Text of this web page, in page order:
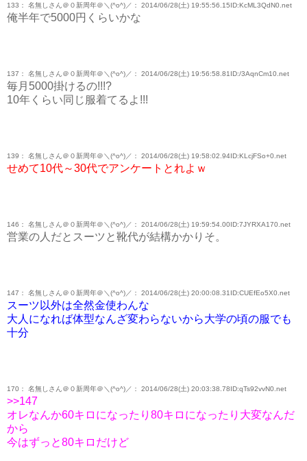
133： 名無しさん＠０新周年＠＼(^o^)／： 2014/06/28(土) 19:55:56.15ID:KcML3QdN0.net
俺半年で5000円くらいかな
137： 名無しさん＠０新周年＠＼(^o^)／： 2014/06/28(土) 19:56:58.81ID:/3AqnCm10.net
毎月5000掛けるの!!!?
10年くらい同じ服着てるよ!!!
139： 名無しさん＠０新周年＠＼(^o^)／： 2014/06/28(土) 19:58:02.94ID:KLcjFSo+0.net
せめて10代～30代でアンケートとれよｗ
146： 名無しさん＠０新周年＠＼(^o^)／： 2014/06/28(土) 19:59:54.00ID:7JYRXA170.net
営業の人だとスーツと靴代が結構かかりそ。
147： 名無しさん＠０新周年＠＼(^o^)／： 2014/06/28(土) 20:00:08.31ID:CUEfEo5X0.net
スーツ以外は全然金使わんな
大人になれば体型なんざ変わらないから大学の頃の服でも
十分
170： 名無しさん＠０新周年＠＼(^o^)／： 2014/06/28(土) 20:03:38.78ID:qTs92vvN0.net
>>147
オレなんか60キロになったり80キロになったり大変なんだ
から
今はずっと80キロだけど